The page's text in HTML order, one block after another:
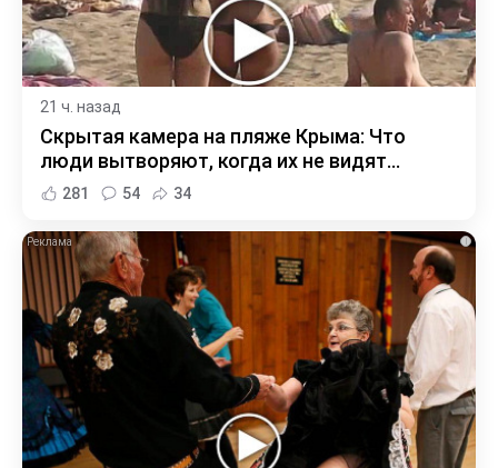
21 ч. назад
Скрытая камера на пляже Крыма: Что
люди вытворяют, когда их не видят...
281 54 34
i